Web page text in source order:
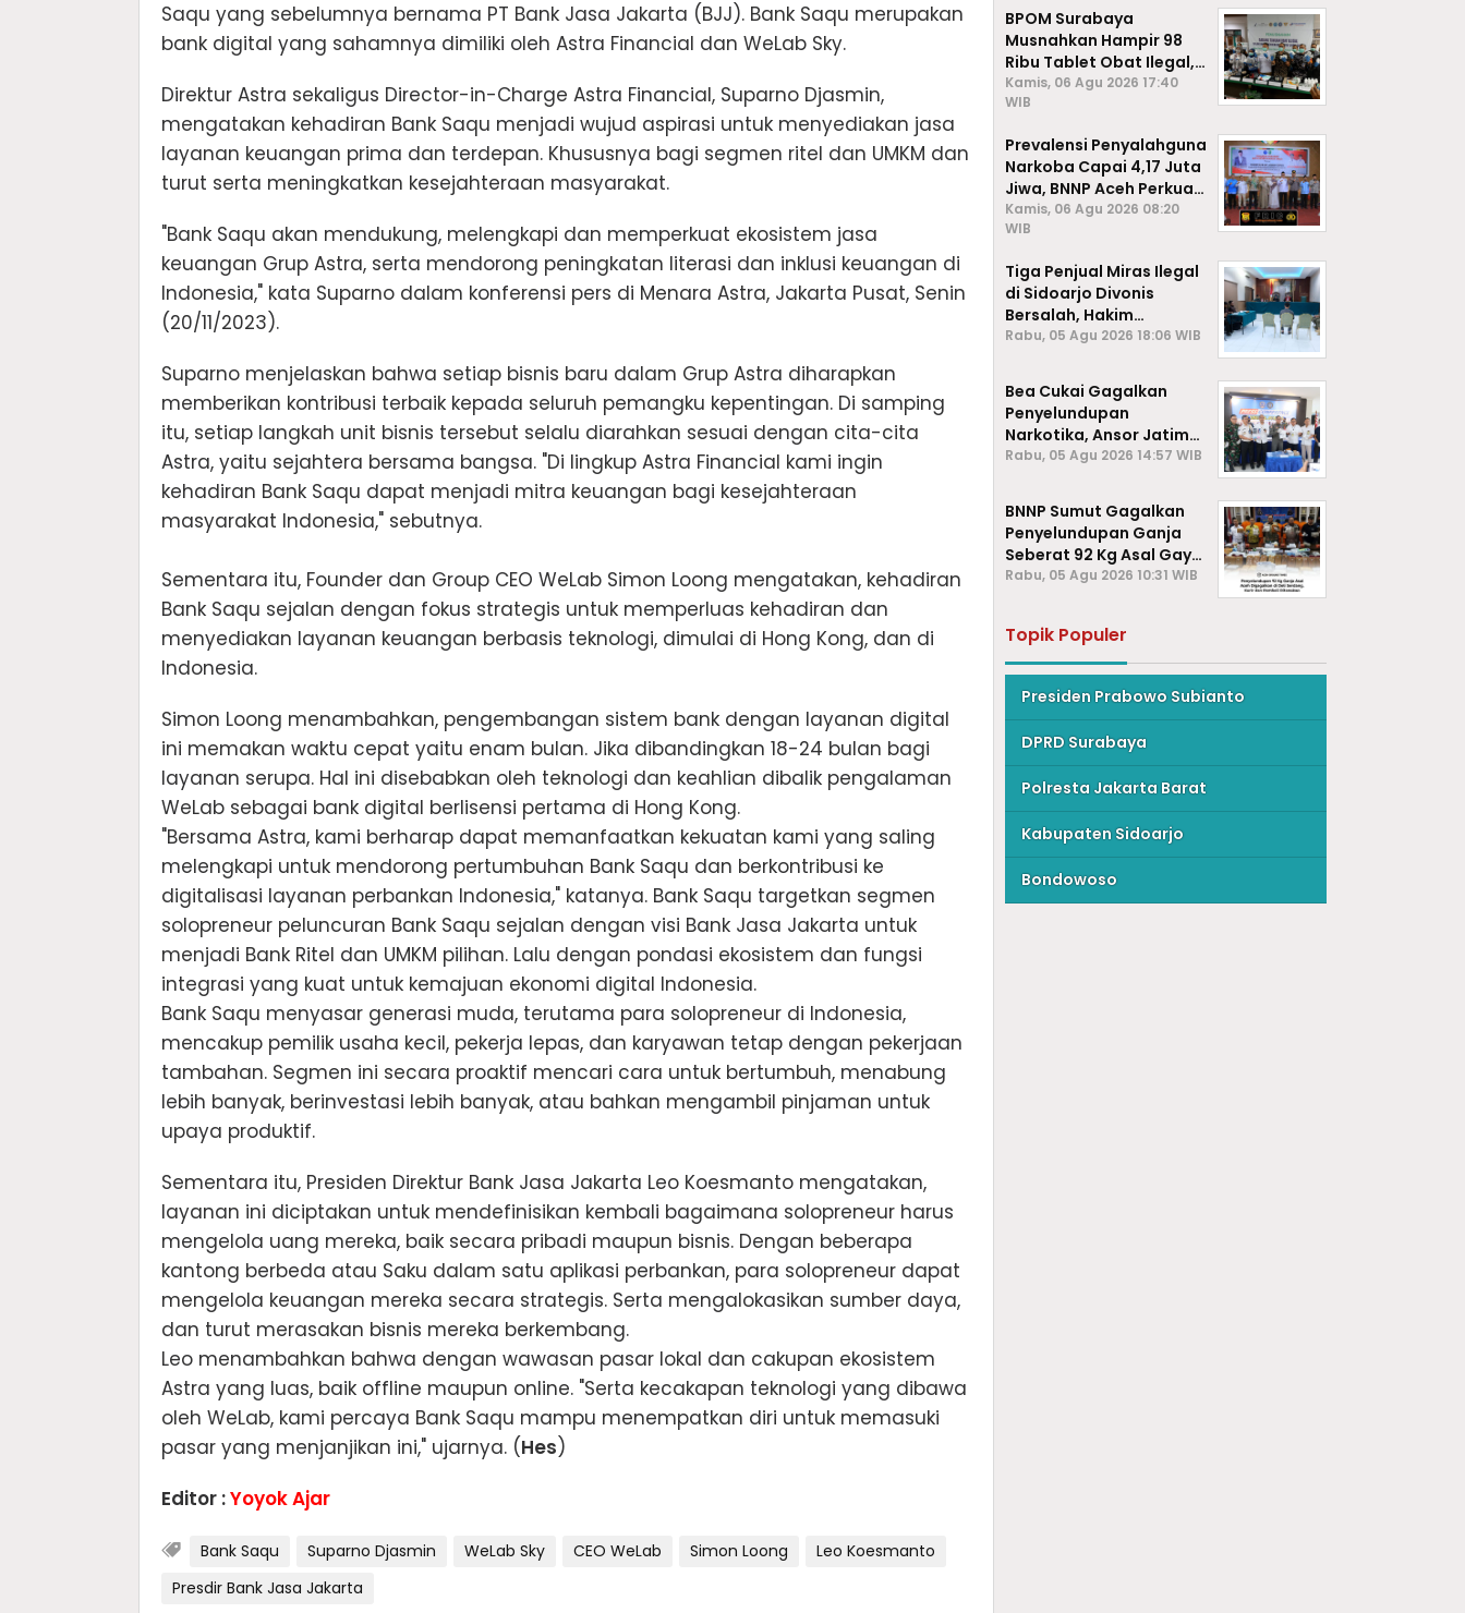
Saqu yang sebelumnya bernama PT Bank Jasa Jakarta (BJJ). Bank Saqu merupakan
bank digital yang sahamnya dimiliki oleh Astra Financial dan WeLab Sky.
Direktur Astra sekaligus Director-in-Charge Astra Financial, Suparno Djasmin,
mengatakan kehadiran Bank Saqu menjadi wujud aspirasi untuk menyediakan jasa
layanan keuangan prima dan terdepan. Khususnya bagi segmen ritel dan UMKM dan
turut serta meningkatkan kesejahteraan masyarakat.
"Bank Saqu akan mendukung, melengkapi dan memperkuat ekosistem jasa
keuangan Grup Astra, serta mendorong peningkatan literasi dan inklusi keuangan di
Indonesia," kata Suparno dalam konferensi pers di Menara Astra, Jakarta Pusat, Senin
(20/11/2023).
Suparno menjelaskan bahwa setiap bisnis baru dalam Grup Astra diharapkan
memberikan kontribusi terbaik kepada seluruh pemangku kepentingan. Di samping
itu, setiap langkah unit bisnis tersebut selalu diarahkan sesuai dengan cita-cita
Astra, yaitu sejahtera bersama bangsa. "Di lingkup Astra Financial kami ingin
kehadiran Bank Saqu dapat menjadi mitra keuangan bagi kesejahteraan
masyarakat Indonesia," sebutnya.
Sementara itu, Founder dan Group CEO WeLab Simon Loong mengatakan, kehadiran
Bank Saqu sejalan dengan fokus strategis untuk memperluas kehadiran dan
menyediakan layanan keuangan berbasis teknologi, dimulai di Hong Kong, dan di
Indonesia.
Simon Loong menambahkan, pengembangan sistem bank dengan layanan digital
ini memakan waktu cepat yaitu enam bulan. Jika dibandingkan 18-24 bulan bagi
layanan serupa. Hal ini disebabkan oleh teknologi dan keahlian dibalik pengalaman
WeLab sebagai bank digital berlisensi pertama di Hong Kong.
"Bersama Astra, kami berharap dapat memanfaatkan kekuatan kami yang saling
melengkapi untuk mendorong pertumbuhan Bank Saqu dan berkontribusi ke
digitalisasi layanan perbankan Indonesia," katanya. Bank Saqu targetkan segmen
solopreneur peluncuran Bank Saqu sejalan dengan visi Bank Jasa Jakarta untuk
menjadi Bank Ritel dan UMKM pilihan. Lalu dengan pondasi ekosistem dan fungsi
integrasi yang kuat untuk kemajuan ekonomi digital Indonesia.
Bank Saqu menyasar generasi muda, terutama para solopreneur di Indonesia,
mencakup pemilik usaha kecil, pekerja lepas, dan karyawan tetap dengan pekerjaan
tambahan. Segmen ini secara proaktif mencari cara untuk bertumbuh, menabung
lebih banyak, berinvestasi lebih banyak, atau bahkan mengambil pinjaman untuk
upaya produktif.
Sementara itu, Presiden Direktur Bank Jasa Jakarta Leo Koesmanto mengatakan,
layanan ini diciptakan untuk mendefinisikan kembali bagaimana solopreneur harus
mengelola uang mereka, baik secara pribadi maupun bisnis. Dengan beberapa
kantong berbeda atau Saku dalam satu aplikasi perbankan, para solopreneur dapat
mengelola keuangan mereka secara strategis. Serta mengalokasikan sumber daya,
dan turut merasakan bisnis mereka berkembang.
Leo menambahkan bahwa dengan wawasan pasar lokal dan cakupan ekosistem
Astra yang luas, baik offline maupun online. "Serta kecakapan teknologi yang dibawa
oleh WeLab, kami percaya Bank Saqu mampu menempatkan diri untuk memasuki
pasar yang menjanjikan ini," ujarnya. (Hes)
Editor :Yoyok Ajar
Bank Saqu Suparno Djasmin WeLab Sky CEO WeLab Simon Loong
Leo Koesmanto
Presdir Bank Jasa Jakarta
BPOM Surabaya
Musnahkan Hampir 98
Ribu Tablet Obat Ilegal,
Cegah Penyalahgunaan
di Kalangan Pelajar
Kamis, 06 Agu 2026 17:40
WIB
Prevalensi Penyalahguna
Narkoba Capai 4,17 Juta
Jiwa, BNNP Aceh Perkuat
P4GN di Subulussalam
Kamis, 06 Agu 2026 08:20
WIB
Tiga Penjual Miras Ilegal
di Sidoarjo Divonis
Bersalah, Hakim
Jatuhkan Denda hingga
Rabu, 05 Agu 2026 18:06 WIB
Bea Cukai Gagalkan
Penyelundupan
Narkotika, Ansor Jatim
Negara Tak Kalah dari
Rabu, 05 Agu 2026 14:57 WIB
BNNP Sumut Gagalkan
Penyelundupan Ganja
Seberat 92 Kg Asal Gayo
Lues, Aceh.
Rabu, 05 Agu 2026 10:31 WIB
Topik Populer
Presiden Prabowo Subianto
DPRD Surabaya
Polresta Jakarta Barat
Kabupaten Sidoarjo
Bondowoso